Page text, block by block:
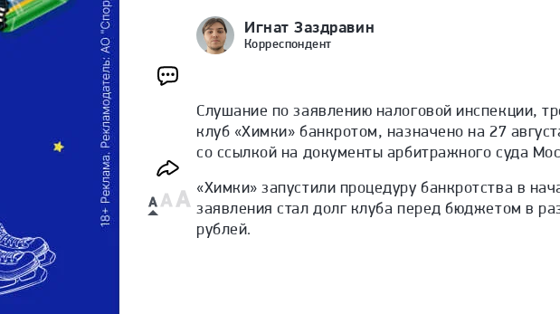
Игнат Заздравин
Корреспондент
Слушание по заявлению налоговой инспекции,
клуб «Химки» банкротом, назначено на 27
со ссылкой на документы арбитражного суда
«Химки» запустили процедуру банкротства в
заявления стал долг клуба перед бюджетом в
рублей.